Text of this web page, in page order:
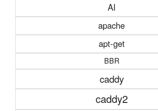
AI
apache
apt-get
BBR
caddy
caddy2